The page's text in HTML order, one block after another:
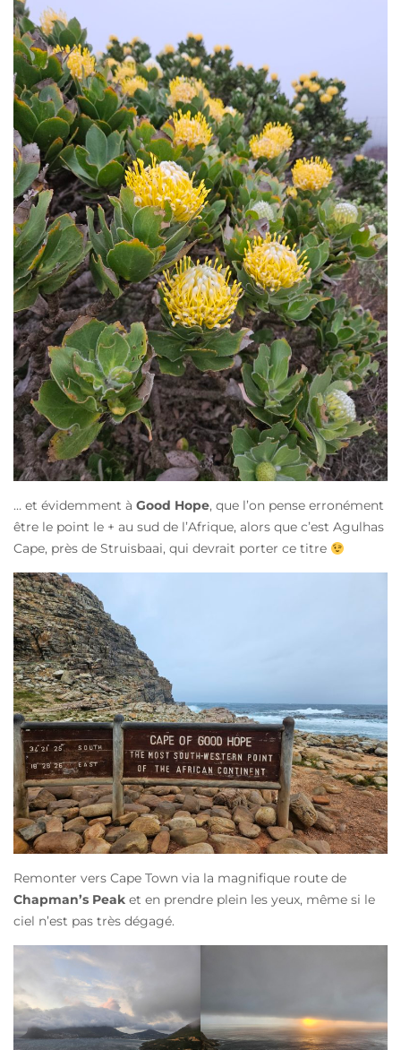
… et évidemment à Good Hope, que l’on pense erronément
être le point le + au sud de l’Afrique, alors que c’est Agulhas
Cape, près de Struisbaai, qui devrait porter ce titre
Remonter vers Cape Town via la magnifique route de
Chapman’s Peak et en prendre plein les yeux, même si le
ciel n’est pas très dégagé.